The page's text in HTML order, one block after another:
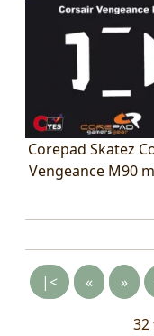
Corepad Skatez
Vengeance M90
|< « »
32